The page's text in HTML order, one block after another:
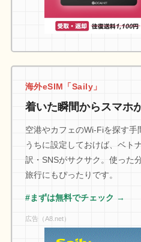
海外eSIM「Saily」
着いた瞬間からスマホ
空港やカフェのWi-Fiを探す手
うちに設定しておけば、ベト
訳・SNSがサクサク。使った
旅行にもぴったりです。
#まずは無料でチェック →
広告（A8.net）